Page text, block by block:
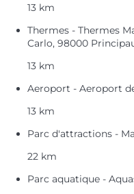
13 km
Thermes - Thermes
Carlo, 98000
13 km
Aeroport - Aeroport
13 km
Parc d'attractions -
22 km
Parc aquatique -